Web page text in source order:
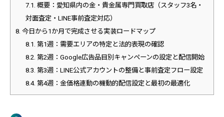
7.1. 概要：愛知県内の金・貴金属専門買取店（スタッフ3名・
対面査定・LINE事前査定対応）
8. 今日から1か月で完成させる実装ロードマップ
8.1. 第1週：需要エリアの特定と法的表現の確認
8.2. 第2週：Google広告品目別キャンペーンの設定と配信開始
8.3. 第3週：LINE公式アカウントの整備と事前査定フロー設定
8.4. 第4週：金価格連動の機動的配信設定と最初の最適化